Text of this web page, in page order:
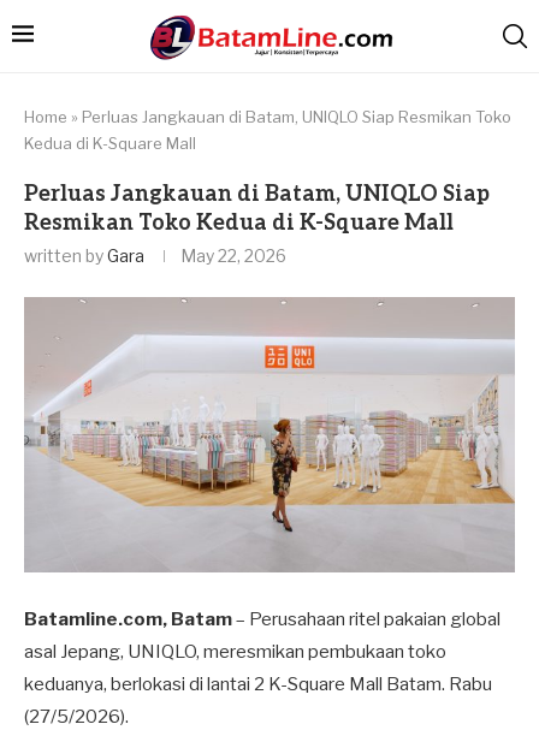
Home » Perluas Jangkauan di Batam, UNIQLO Siap Resmikan Toko
Kedua di K-Square Mall
Perluas Jangkauan di Batam, UNIQLO Siap
Resmikan Toko Kedua di K-Square Mall
written byGara May 22, 2026
Batamline.com, Batam– Perusahaan ritel pakaian global
asal Jepang, UNIQLO, meresmikan pembukaan toko
keduanya, berlokasi di lantai 2 K-Square Mall Batam. Rabu
(27/5/2026).